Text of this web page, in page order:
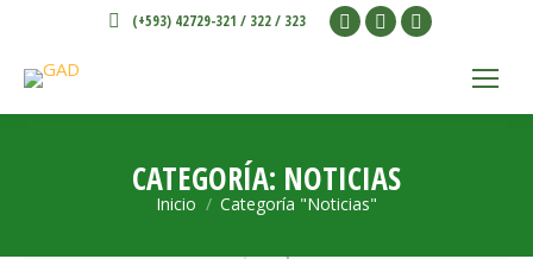
(+593) 42729-321 / 322 / 323
Facebook
in
window
X
in
window
Instagram
in
CATEGORÍA: NOTICIAS
Estás aquí:
Inicio Categoría "Noticias"